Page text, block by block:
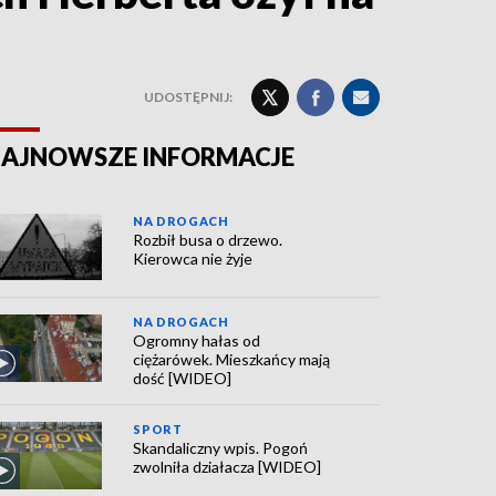
UDOSTĘPNIJ:
INFORMACJE
NA DROGACH
Rozbił busa o drzewo.
Kierowca nie żyje
NA DROGACH
Ogromny hałas od
ciężarówek. Mieszkańcy mają
dość [WIDEO]
SPORT
Skandaliczny wpis. Pogoń
zwolniła działacza [WIDEO]